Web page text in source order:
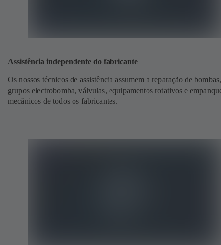
Assistência independente do fabricante
Os nossos técnicos de assistência assumem a reparação de bombas,
grupos electrobomba, válvulas, equipamentos rotativos e
mecânicos de todos os fabricantes.